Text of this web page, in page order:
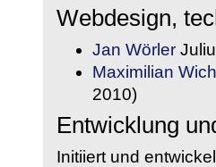
Webdesign,
Jan Wörler
Maximilian Wich
2010)
Entwicklung
Initiiert und